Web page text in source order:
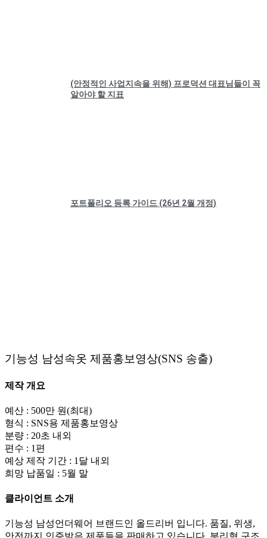
(안정적인 사업지속을 위해) 프로덕션 대표님들이 꼭
알아야 할 지표
포트폴리오 등록 가이드 (26년 2월 개정)
기능성 남성속옷 제품홍보영상(SNS 송출)
제작 개요
예산 : 500만 원(최대)
형식 : SNS용 제품홍보영상
분량 : 20초 내외
편수 : 1편
예상 제작 기간 : 1달 내외
희망 납품일 : 5월 말
클라이언트 소개
기능성 남성언더웨어 브랜드인 올드리버 입니다. 품질, 위생,